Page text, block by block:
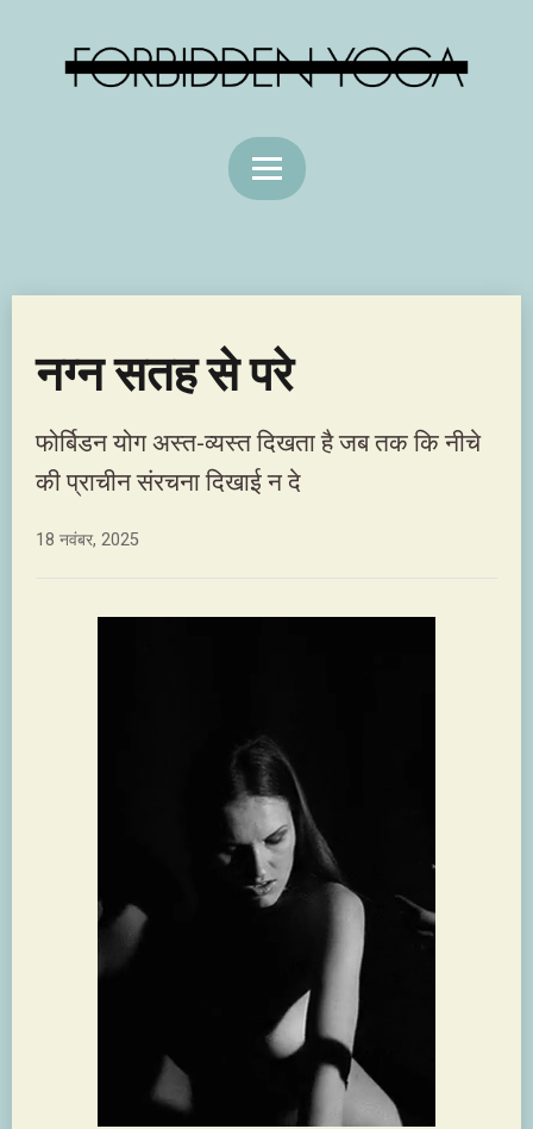
नग्न सतह से परे
फोर्बिडन योग अस्त-व्यस्त दिखता है जब तक कि नीचे
की प्राचीन संरचना दिखाई न दे
18 नवंबर, 2025